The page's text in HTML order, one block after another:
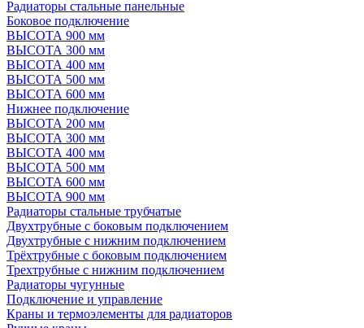
Радиаторы стальные панельные
Боковое подключение
ВЫСОТА 900 мм
ВЫСОТА 300 мм
ВЫСОТА 400 мм
ВЫСОТА 500 мм
ВЫСОТА 600 мм
Нижнее подключение
ВЫСОТА 200 мм
ВЫСОТА 300 мм
ВЫСОТА 400 мм
ВЫСОТА 500 мм
ВЫСОТА 600 мм
ВЫСОТА 900 мм
Радиаторы стальные трубчатые
Двухтрубные с боковым подключением
Двухтрубные с нижним подключением
Трёхтрубные с боковым подключением
Трехтрубные с нижним подключением
Радиаторы чугунные
Подключение и управление
Краны и термоэлементы для радиаторов